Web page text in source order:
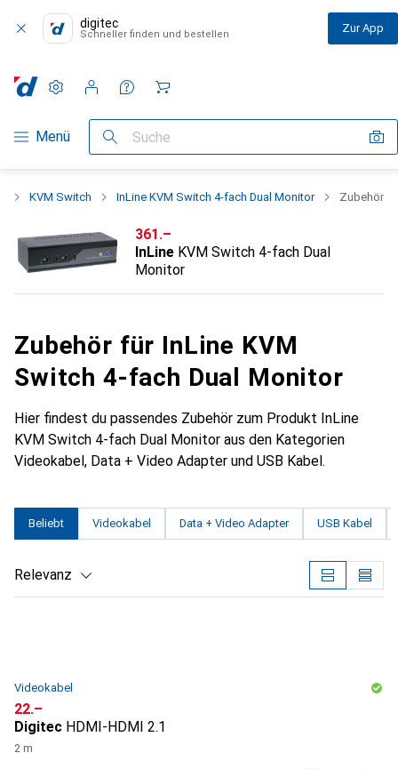
digitec
Schneller finden und bestellen Zur App
Navigation nach Kategorien
Menü Suche
Einstellungen
Kundenkonto
Vergleichslisten
Merklisten
Warenkorb
KVM Switch InLine KVM Switch 4-fach Dual Monitor Zubehör
CHF
361.–
InLine KVM Switch 4-fach Dual
Monitor
Zubehör für InLine KVM
Switch 4-fach Dual Monitor
Hier findest du passendes Zubehör zum Produkt InLine
KVM Switch 4-fach Dual Monitor aus den Kategorien
Videokabel, Data + Video Adapter und USB Kabel.
Beliebt Videokabel Data + Video Adapter USB Kabel
Relevanz
Videokabel
CHF
22.–
Digitec HDMI-HDMI 2.1
2 m